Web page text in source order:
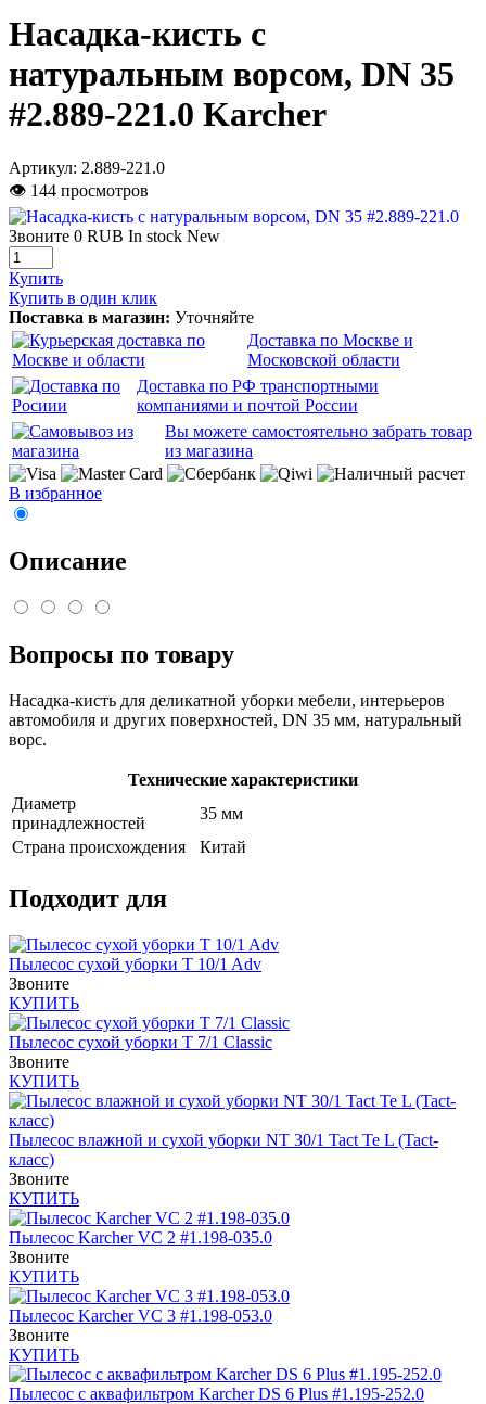
Насадка-кисть с
натуральным ворсом, DN 35
#2.889-221.0 Karcher
Артикул: 2.889-221.0
👁 144 просмотров
Звоните 0 RUB In stock New
Купить
Купить в один клик
Поставка в магазин: Уточняйте
Доставка по Москве и
Московской области
Доставка по РФ транспортными
компаниями и почтой России
Вы можете самостоятельно забрать товар
из магазина
В избранное
Описание
Вопросы по товару
Насадка-кисть для деликатной уборки мебели, интерьеров
автомобиля и других поверхностей, DN 35 мм, натуральный
ворс.
Технические характеристики
Диаметр
принадлежностей
35 мм
Страна происхождения
Китай
Подходит для
Пылесос сухой уборки T 10/1 Adv
Звоните
КУПИТЬ
Пылесос сухой уборки T 7/1 Classic
Звоните
КУПИТЬ
Пылесос влажной и сухой уборки NT 30/1 Tact Te L (Tact-
класс)
Звоните
КУПИТЬ
Пылесос Karcher VC 2 #1.198-035.0
Звоните
КУПИТЬ
Пылесос Karcher VC 3 #1.198-053.0
Звоните
КУПИТЬ
Пылесос с аквафильтром Karcher DS 6 Plus #1.195-252.0